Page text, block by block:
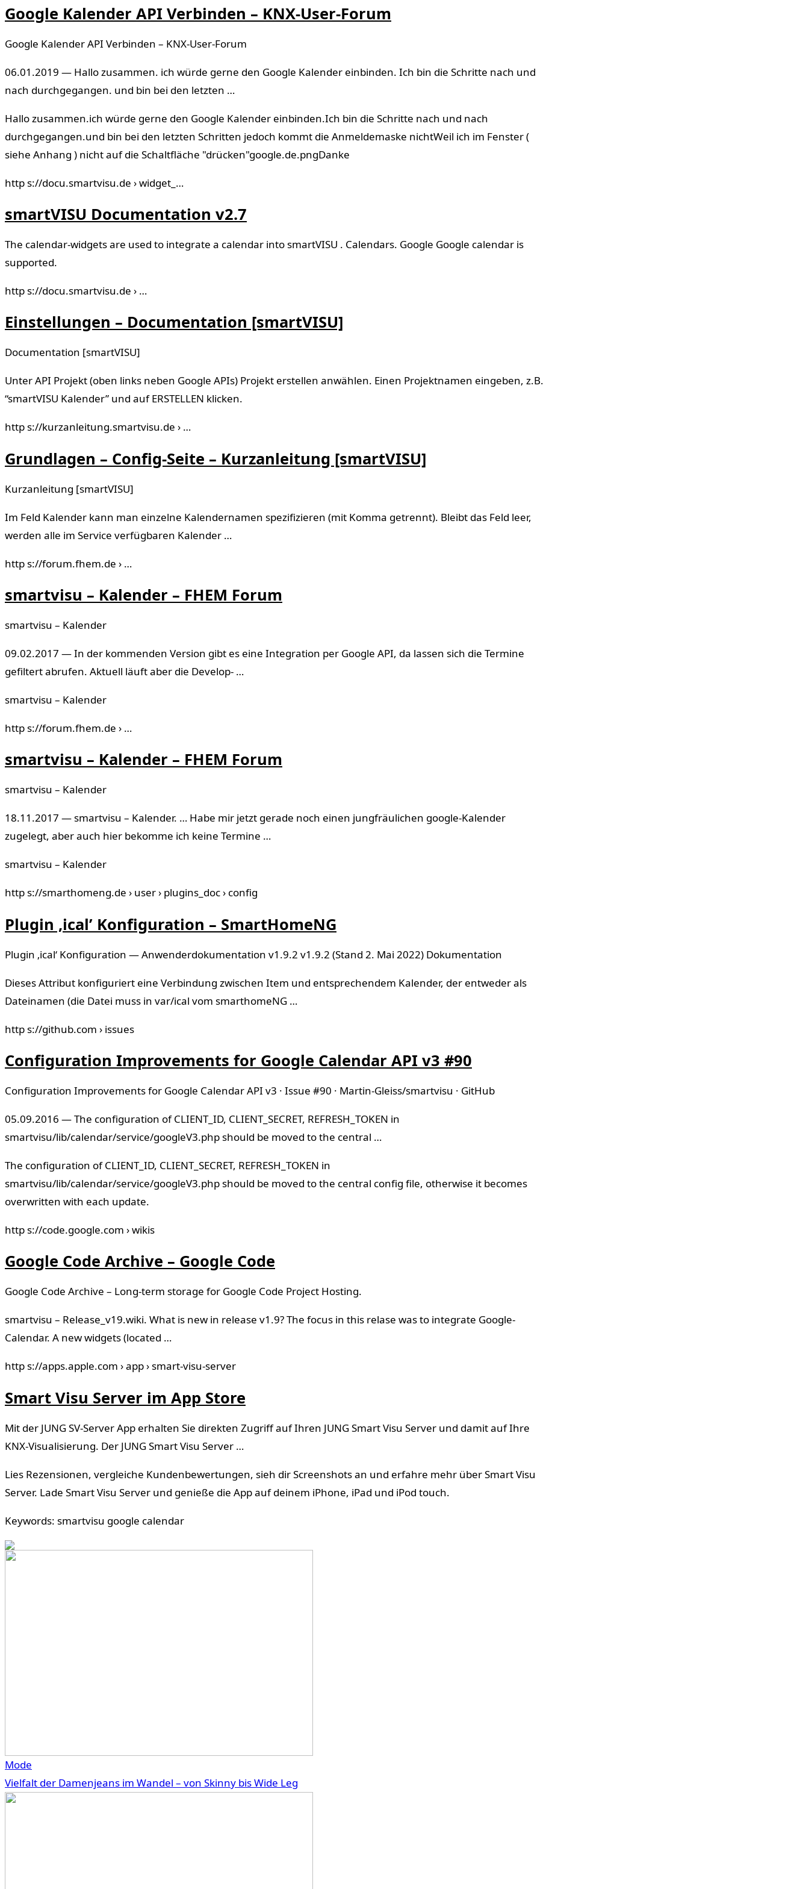
Google Kalender API Verbinden – KNX-User-Forum
Google Kalender API Verbinden – KNX-User-Forum
06.01.2019 — Hallo zusammen. ich würde gerne den Google Kalender einbinden. Ich bin die Schritte nach und
nach durchgegangen. und bin bei den letzten …
Hallo zusammen.ich würde gerne den Google Kalender einbinden.Ich bin die Schritte nach und nach
durchgegangen.und bin bei den letzten Schritten jedoch kommt die Anmeldemaske nichtWeil ich im Fenster (
siehe Anhang ) nicht auf die Schaltfläche "drücken"google.de.pngDanke
http s://docu.smartvisu.de › widget_…
smartVISU Documentation v2.7
The calendar-widgets are used to integrate a calendar into smartVISU . Calendars. Google Google calendar is
supported.
http s://docu.smartvisu.de › …
Einstellungen – Documentation [smartVISU]
Documentation [smartVISU]
Unter API Projekt (oben links neben Google APIs) Projekt erstellen anwählen. Einen Projektnamen eingeben, z.B.
“smartVISU Kalender” und auf ERSTELLEN klicken.
http s://kurzanleitung.smartvisu.de › …
Grundlagen – Config-Seite – Kurzanleitung [smartVISU]
Kurzanleitung [smartVISU]
Im Feld Kalender kann man einzelne Kalendernamen spezifizieren (mit Komma getrennt). Bleibt das Feld leer,
werden alle im Service verfügbaren Kalender …
http s://forum.fhem.de › …
smartvisu – Kalender – FHEM Forum
smartvisu – Kalender
09.02.2017 — In der kommenden Version gibt es eine Integration per Google API, da lassen sich die Termine
gefiltert abrufen. Aktuell läuft aber die Develop- …
smartvisu – Kalender
http s://forum.fhem.de › …
smartvisu – Kalender – FHEM Forum
smartvisu – Kalender
18.11.2017 — smartvisu – Kalender. … Habe mir jetzt gerade noch einen jungfräulichen google-Kalender
zugelegt, aber auch hier bekomme ich keine Termine …
smartvisu – Kalender
http s://smarthomeng.de › user › plugins_doc › config
Plugin ‚ical’ Konfiguration – SmartHomeNG
Plugin ‚ical‘ Konfiguration — Anwenderdokumentation v1.9.2 v1.9.2 (Stand 2. Mai 2022) Dokumentation
Dieses Attribut konfiguriert eine Verbindung zwischen Item und entsprechendem Kalender, der entweder als
Dateinamen (die Datei muss in var/ical vom smarthomeNG …
http s://github.com › issues
Configuration Improvements for Google Calendar API v3 #90
Configuration Improvements for Google Calendar API v3 · Issue #90 · Martin-Gleiss/smartvisu · GitHub
05.09.2016 — The configuration of CLIENT_ID, CLIENT_SECRET, REFRESH_TOKEN in
smartvisu/lib/calendar/service/googleV3.php should be moved to the central …
The configuration of CLIENT_ID, CLIENT_SECRET, REFRESH_TOKEN in
smartvisu/lib/calendar/service/googleV3.php should be moved to the central config file, otherwise it becomes
overwritten with each update.
http s://code.google.com › wikis
Google Code Archive – Google Code
Google Code Archive – Long-term storage for Google Code Project Hosting.
smartvisu – Release_v19.wiki. What is new in release v1.9? The focus in this relase was to integrate Google-
Calendar. A new widgets (located …
http s://apps.apple.com › app › smart-visu-server
Smart Visu Server im App Store
Mit der JUNG SV-Server App erhalten Sie direkten Zugriff auf Ihren JUNG Smart Visu Server und damit auf Ihre
KNX-Visualisierung. Der JUNG Smart Visu Server …
Lies Rezensionen, vergleiche Kundenbewertungen, sieh dir Screenshots an und erfahre mehr über Smart Visu
Server. Lade Smart Visu Server und genieße die App auf deinem iPhone, iPad und iPod touch.
Keywords: smartvisu google calendar
Mode
Vielfalt der Damenjeans im Wandel – von Skinny bis Wide Leg